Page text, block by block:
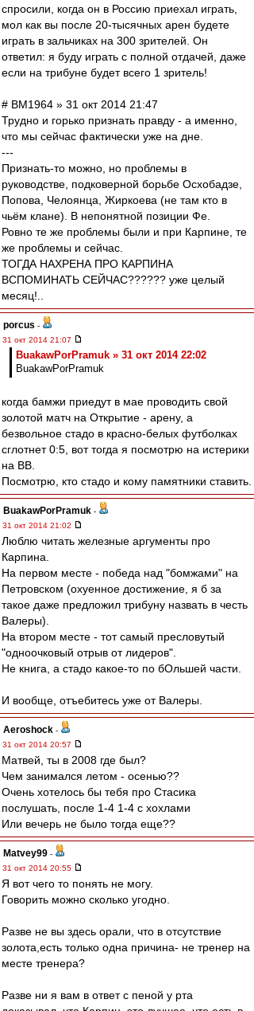
спросили, когда он в Россию приехал играть,
мол как вы после 20-тысячных арен будете
играть в зальчиках на 300 зрителей. Он
ответил: я буду играть с полной отдачей, даже
если на трибуне будет всего 1 зритель!
# BM1964 » 31 окт 2014 21:47
Трудно и горько признать правду - а именно,
что мы сейчас фактически уже на дне.
---
Признать-то можно, но проблемы в
руководстве, подковерной борьбе Осхобадзе,
Попова, Челоянца, Жиркоева (не там кто в
чьём клане). В непонятной позиции Фе.
Ровно те же проблемы были и при Карпине, те
же проблемы и сейчас.
ТОГДА НАХРЕНА ПРО КАРПИНА
ВСПОМИНАТЬ СЕЙЧАС?????? уже целый
месяц!..
porcus -
31 окт 2014 21:07
BuakawPorPramuk » 31 окт 2014 22:02
BuakawPorPramuk
когда бамжи приедут в мае проводить свой
золотой матч на Открытие - арену, а
безвольное стадо в красно-белых футболках
сглотнет 0:5, вот тогда я посмотрю на истерики
на ВВ.
Посмотрю, кто стадо и кому памятники ставить.
BuakawPorPramuk -
31 окт 2014 21:02
Люблю читать железные аргументы про
Карпина.
На первом месте - победа над "бомжами" на
Петровском (охуенное достижение, я б за
такое даже предложил трибуну назвать в честь
Валеры).
На втором месте - тот самый пресловутый
"одноочковый отрыв от лидеров".
Не книга, а стадо какое-то по бОльшей части.
И вообще, отъебитесь уже от Валеры.
Aeroshock -
31 окт 2014 20:57
Матвей, ты в 2008 где был?
Чем занимался летом - осенью??
Очень хотелось бы тебя про Стасика
послушать, после 1-4 1-4 с хохлами
Или вечерь не было тогда еще??
Matvey99 -
31 окт 2014 20:55
Я вот чего то понять не могу.
Говорить можно сколько угодно.
Разве не вы здесь орали, что в отсутствие
золота,есть только одна причина- не тренер на
месте тренера?
Разве ни я вам в ответ с пеной у рта